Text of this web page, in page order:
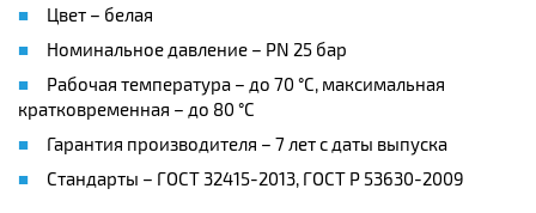
Цвет – белая
Номинальное давление – PN 25 бар
Рабочая температура – до 70 °C, максимальная
кратковременная – до 80 °C
Гарантия производителя – 7 лет с даты выпуска
Стандарты – ГОСТ 32415-2013, ГОСТ Р 53630-2009